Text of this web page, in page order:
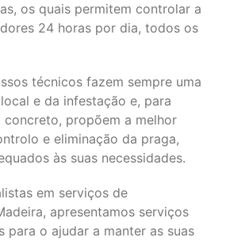
os quais permitem controlar a
24 horas por dia, todos os
técnicos fazem sempre uma
e da infestação e, para
concreto, propõem a melhor
e eliminação da praga,
às suas necessidades.
em serviços de
apresentamos serviços
para o ajudar a manter as suas